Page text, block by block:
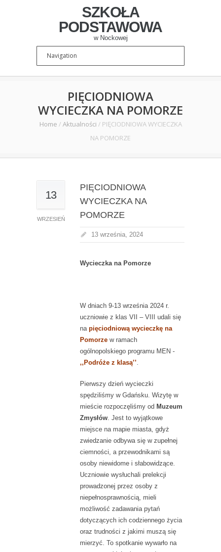
SZKOŁA
PODSTAWOWA
w Nockowej
PIĘCIODNIOWA
WYCIECZKA NA POMORZE
Home / Aktualności / PIĘCIODNIOWA WYCIECZKA
NA POMORZE
13
WRZESIEŃ
PIĘCIODNIOWA
WYCIECZKA NA
POMORZE
13 września, 2024
Wycieczka na Pomorze
W dniach 9-13 września 2024 r.
uczniowie z klas VII – VIII udali się
na pięciodniową wycieczkę na
Pomorze w ramach
ogólnopolskiego programu MEN -
,,Podróże z klasą’’.
Pierwszy dzień wycieczki
spędziliśmy w Gdańsku. Wizytę w
mieście rozpoczęliśmy od Muzeum
Zmysłów. Jest to wyjątkowe
miejsce na mapie miasta, gdyż
zwiedzanie odbywa się w zupełnej
ciemności, a przewodnikami są
osoby niewidome i słabowidzące.
Uczniowie wysłuchali prelekcji
prowadzonej przez osoby z
niepełnosprawnością, mieli
możliwość zadawania pytań
dotyczących ich codziennego życia
oraz trudności z jakimi muszą się
mierzyć. To spotkanie wywarło na